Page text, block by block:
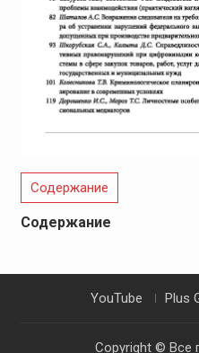
Содержание
Содержание
YouTube Plus
Copyright © Все